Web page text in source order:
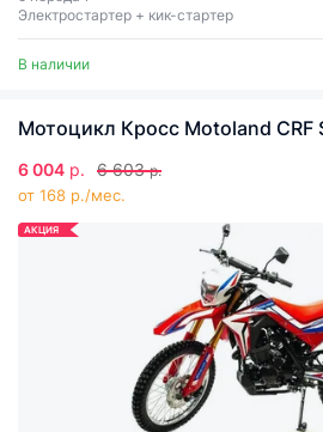
Электростартер + кик-стартер
В наличии
Мотоцикл Кросс Motoland CRF
6 004 р. 6 603 р.
от 168 р./мес.
АКЦИЯ